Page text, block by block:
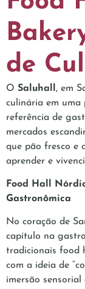
de
O Saluhall , em
culinária em uma
referência de
mercados
que pão fresco e
aprender e
Food Hall
Gastronômica
No coração de
capítulo na
tradicionais food
com a ideia de
imersão